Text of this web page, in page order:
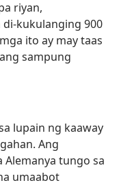
riyan,
kukulanging 900
ito ay may taas
sampung
lupain ng kaaway
Ang
Alemanya tungo sa
umaabot